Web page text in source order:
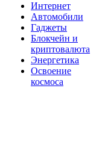
Интернет
Автомобили
Гаджеты
Блокчейн и
криптовалюта
Энергетика
Освоение
космоса